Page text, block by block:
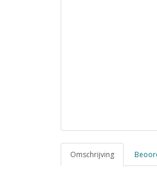
Omschrijving